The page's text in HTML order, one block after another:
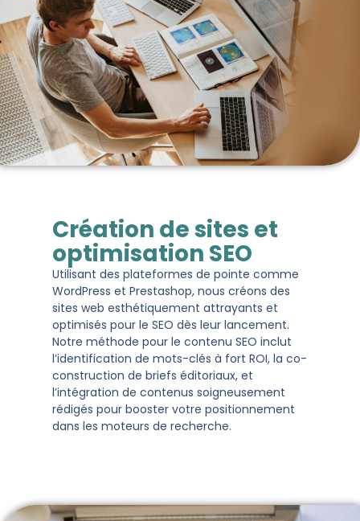
Création de sites et
optimisation SEO
Utilisant des plateformes de pointe comme
WordPress et Prestashop, nous créons des
sites web esthétiquement attrayants et
optimisés pour le SEO dès leur lancement.
Notre méthode pour le contenu SEO inclut
l’identification de mots-clés à fort ROI, la co-
construction de briefs éditoriaux, et
l’intégration de contenus soigneusement
rédigés pour booster votre positionnement
dans les moteurs de recherche.